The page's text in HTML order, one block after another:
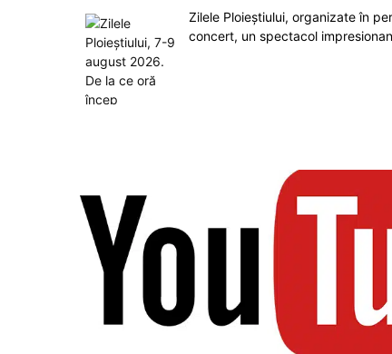
Zilele Ploieștiului, organizate în
concert, un spectacol